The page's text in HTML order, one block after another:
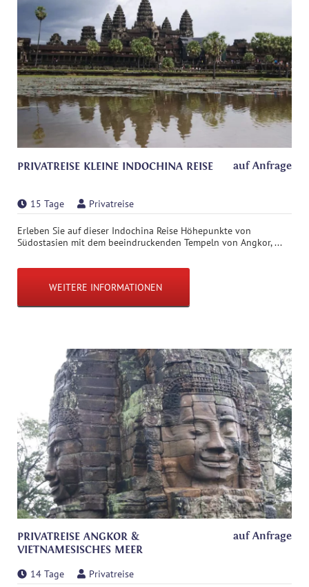
PRIVATREISE KLEINE INDOCHINA REISE auf Anfrage
15 Tage Privatreise
Erleben Sie auf dieser Indochina Reise Höhepunkte von
Südostasien mit dem beeindruckenden Tempeln von Angkor, ...
WEITERE INFORMATIONEN
PRIVATREISE ANGKOR &
VIETNAMESISCHES MEER
auf Anfrage
14 Tage Privatreise